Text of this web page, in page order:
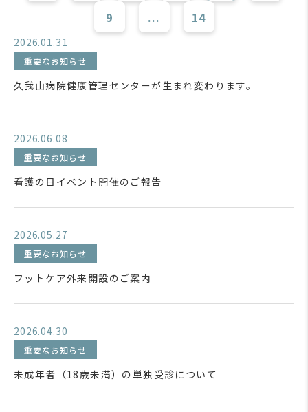
9
... 14
2026.01.31
重要なお知らせ
久我山病院健康管理センターが生まれ変わります。
2026.06.08
重要なお知らせ
看護の日イベント開催のご報告
2026.05.27
重要なお知らせ
フットケア外来開設のご案内
2026.04.30
重要なお知らせ
未成年者（18歳未満）の単独受診について